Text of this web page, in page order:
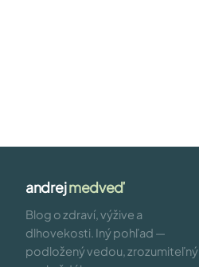
andrejmedveď
Blog o zdraví, výžive a
dlhovekosti. Iný pohľad —
podložený vedou, zrozumiteľný